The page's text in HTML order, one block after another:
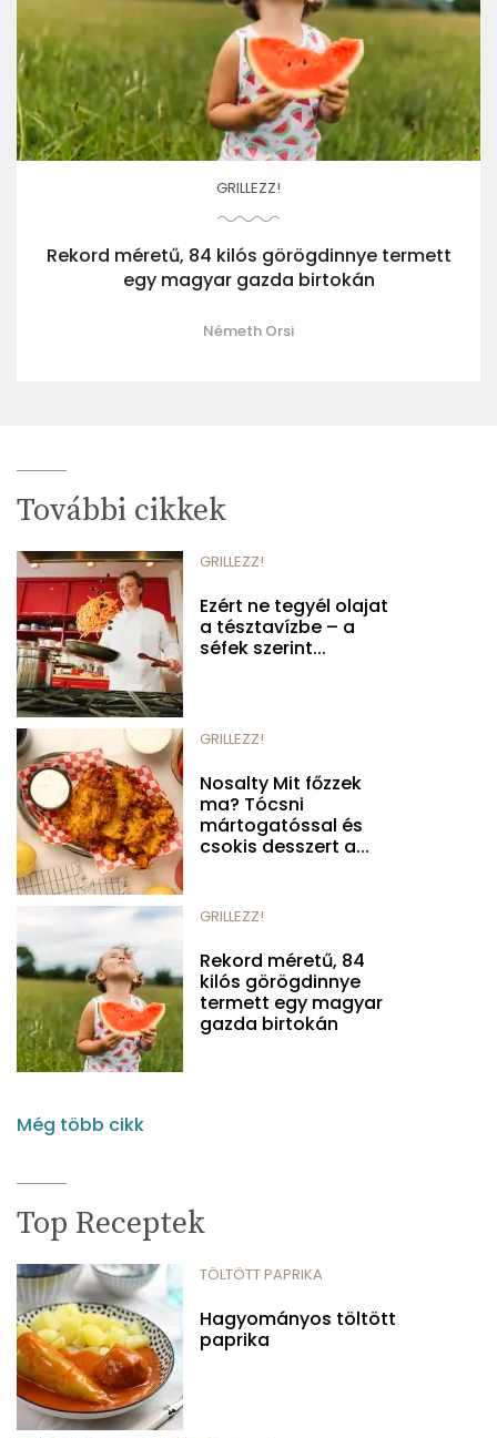
GRILLEZZ!
Rekord méretű, 84 kilós görögdinnye termett
egy magyar gazda birtokán
Németh Orsi
További cikkek
GRILLEZZ!
Ezért ne tegyél olajat
a tésztavízbe – a
séfek szerint...
GRILLEZZ!
Nosalty Mit főzzek
ma? Tócsni
mártogatóssal és
csokis desszert a...
GRILLEZZ!
Rekord méretű, 84
kilós görögdinnye
termett egy magyar
gazda birtokán
Még több cikk
Top Receptek
TÖLTÖTT PAPRIKA
Hagyományos töltött
paprika